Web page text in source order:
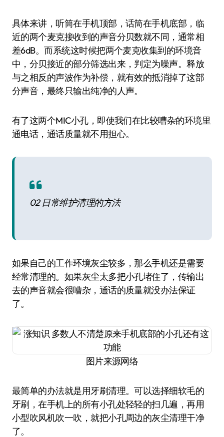
具体来讲，听筒在手机顶部，话筒在手机底部，临
近的两个麦克接收到的声音分贝数就不同，通常相
差6dB。而系统这时候把两个麦克收集到的环境音
中，分贝接近的部分筛选出来，判定为噪声。释放
与之相反的声波作为补偿，就有效的抵消掉了这部
分声音，最终只输出纯净的人声。
有了这两个MIC小孔，即使我们在比较嘈杂的环境里
通电话，通话质量就不用担心。
02 日常维护清理的方法
如果自己的工作环境灰尘较多，那么手机还是需要
经常清理的。如果灰尘太多把小孔堵住了，传输出
去的声音就会很嘈杂，通话的质量就没办法保证
了。
图片来源网络
最简单的办法就是用牙刷清理。可以选择细软毛的
牙刷，在手机上的所有小孔处轻轻的扫几遍，再用
小型吹风机吹一吹，就把小孔周边的灰尘清理干净
了。